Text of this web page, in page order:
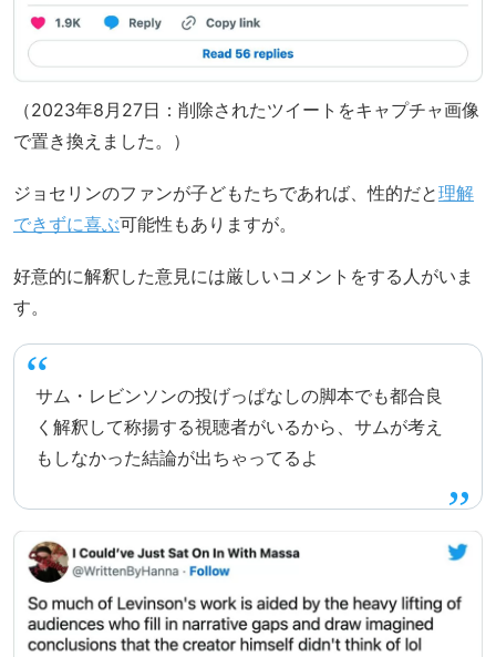
（2023年8月27日：削除されたツイートをキャプチャ画像
で置き換えました。）
ジョセリンのファンが子どもたちであれば、性的だと理解
できずに喜ぶ可能性もありますが。
好意的に解釈した意見には厳しいコメントをする人がいま
す。
サム・レビンソンの投げっぱなしの脚本でも都合良
く解釈して称揚する視聴者がいるから、サムが考え
もしなかった結論が出ちゃってるよ